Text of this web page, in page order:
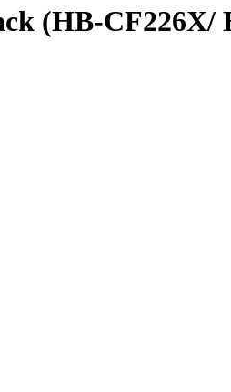
(HB-CF226X/